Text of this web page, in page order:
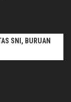
SNI, BURUAN